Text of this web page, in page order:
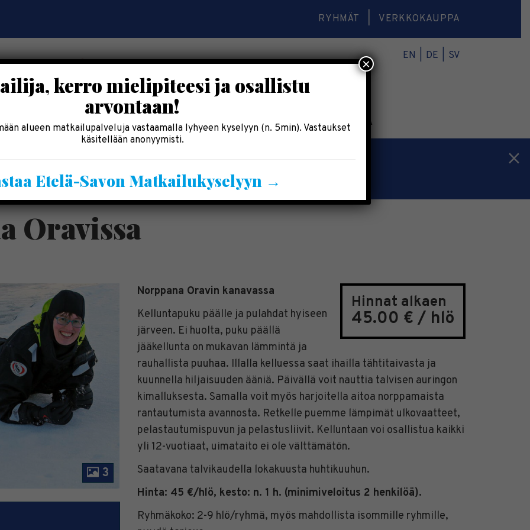
RYHMÄT VERKKOKAUPPA
EN DE SV
SYÖ & SHOPPAILE MAJOITU INFO VERKKOKAUPPA
Saimaalla-kesälehti »
Oravissa
3
Hinnat alkaen
45.00 € / hlö
Norppana Oravin kanavassa
Kelluntapuku päälle ja pulahdat hyiseen
järveen. Ei huolta, puku päällä
jääkellunta on mukavan lämmintä ja
rauhallista puuhaa. Illalla kelluessa saat ihailla tähtitaivasta ja
kuunnella hiljaisuuden ääniä. Päivällä voit nauttia talvisen auringon
kimalluksesta. Samalla voit myös harjoitella aitoa norppamaista
rantautumista avannosta. Retkelle puemme lämpimät ulkovaatteet,
pelastautumispuvun ja pelastusliivit. Kelluntaan voi osallistua kaikki
yli 12-vuotiaat, uimataito ei ole välttämätön.
Saatavana talvikaudella lokakuusta huhtikuuhun.
Hinta: 45 €/hlö, kesto: n. 1 h. (minimiveloitus 2 henkilöä).
Ryhmäkoko: 2-9 hlö/ryhmä, myös mahdollista isommille ryhmille,
kerro mielipiteesi ja osallistu
arvontaan!
alueen matkailupalveluja vastaamalla lyhyeen kyselyyn (n. 5min). Vastaukset
käsitellään anonyymisti.
Etelä-Savon Matkailukyselyyn →
×